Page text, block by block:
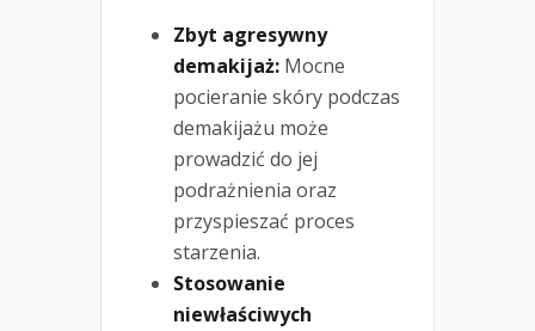
Zbyt agresywny
demakijaż: Mocne
pocieranie skóry podczas
demakijażu może
prowadzić do jej
podrażnienia oraz
przyspieszać proces
starzenia.
Stosowanie
niewłaściwych